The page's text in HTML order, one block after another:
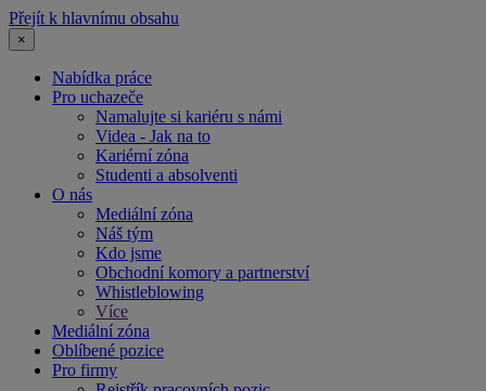
Přejít k hlavnímu obsahu
×
Nabídka práce
Pro uchazeče
Namalujte si kariéru s námi
Videa - Jak na to
Kariérní zóna
Studenti a absolventi
O nás
Mediální zóna
Náš tým
Kdo jsme
Obchodní komory a partnerství
Whistleblowing
Více
Mediální zóna
Oblíbené pozice
Pro firmy